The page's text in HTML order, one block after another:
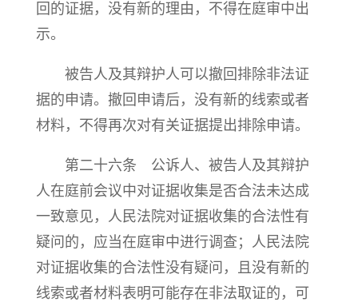
回的证据，没有新的理由，不得在庭审中出
示。
被告人及其辩护人可以撤回排除非法证
据的申请。撤回申请后，没有新的线索或者
材料，不得再次对有关证据提出排除申请。
第二十六条 公诉人、被告人及其辩护
人在庭前会议中对证据收集是否合法未达成
一致意见，人民法院对证据收集的合法性有
疑问的，应当在庭审中进行调查；人民法院
对证据收集的合法性没有疑问，且没有新的
线索或者材料表明可能存在非法取证的，可